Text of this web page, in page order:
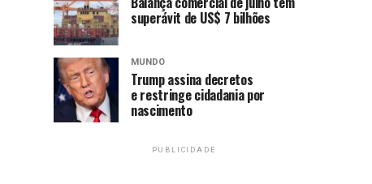
superávit de US$ 7 bilhões
MUNDO
Trump assina decretos
e restringe cidadania por
nascimento
PUBLICIDADE